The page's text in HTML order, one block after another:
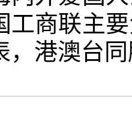
工商联主
，港澳台